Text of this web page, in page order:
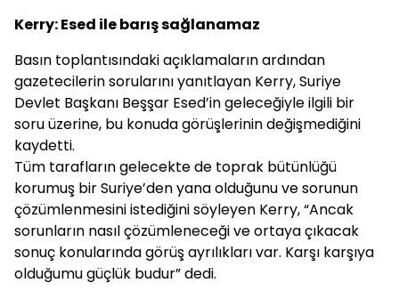
Kerry: Esed ile barış sağlanamaz
Basın toplantısındaki açıklamaların ardından
gazetecilerin sorularını yanıtlayan Kerry, Suriye
Devlet Başkanı Beşşar Esed’in geleceğiyle ilgili bir
soru üzerine, bu konuda görüşlerinin değişmediğini
kaydetti.
Tüm tarafların gelecekte de toprak bütünlüğü
korumuş bir Suriye’den yana olduğunu ve sorunun
çözümlenmesini istediğini söyleyen Kerry, “Ancak
sorunların nasıl çözümleneceği ve ortaya çıkacak
sonuç konularında görüş ayrılıkları var. Karşı karşıya
olduğumu güçlük budur” dedi.